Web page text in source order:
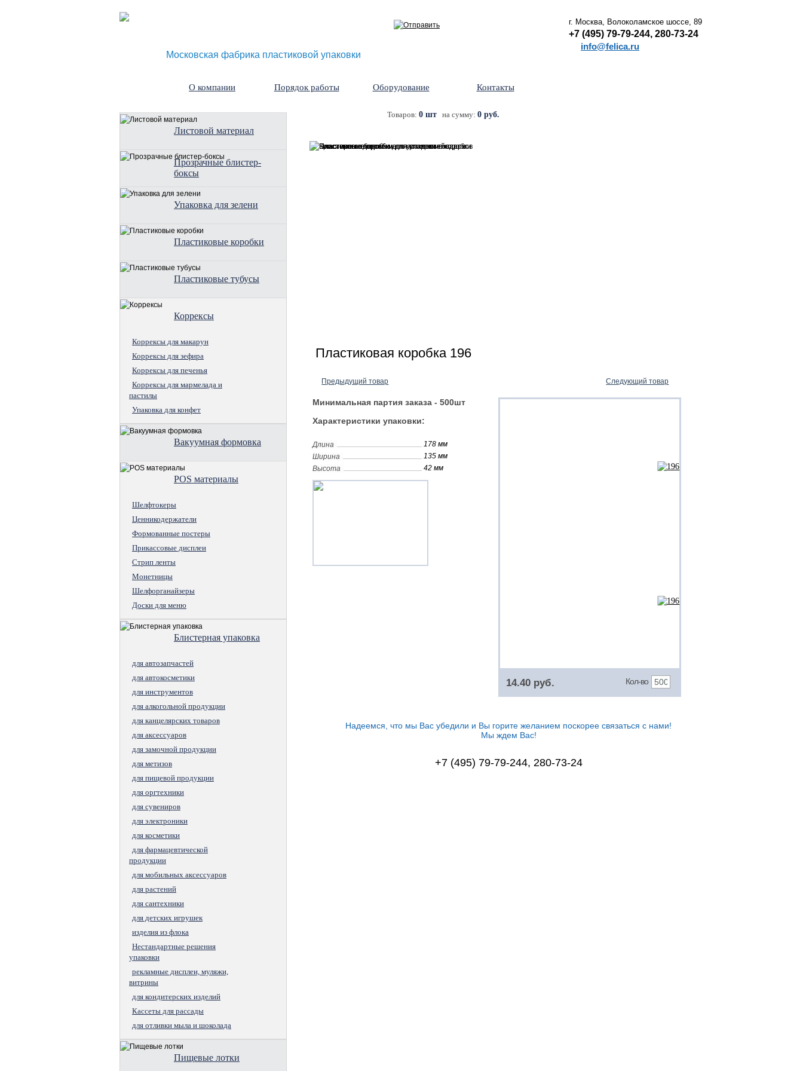
Московская фабрика пластиковой упаковки
г. Москва, Волоколамское шоссе, 89
+7 (495) 79-79-244, 280-73-24
info@felica.ru
О компании Порядок работы Оборудование Контакты
Листовой материал
Прозрачные блистер-
боксы
Упаковка для зелени
Пластиковые коробки
Пластиковые тубусы
Коррексы
Коррексы для макарун
Коррексы для зефира
Коррексы для печенья
Коррексы для мармелада и
пастилы
Упаковка для конфет
Вакуумная формовка
POS материалы
Шелфтокеры
Ценникодержатели
Формованные постеры
Прикассовые дисплеи
Стрип ленты
Монетницы
Шелфорганайзеры
Доски для меню
Блистерная упаковка
для автозапчастей
для автокосметики
для инструментов
для алкогольной продукции
для канцелярских товаров
для аксессуаров
для замочной продукции
для метизов
для пищевой продукции
для оргтехники
для сувениров
для электроники
для косметики
для фармацевтической
продукции
для мобильных аксессуаров
для растений
для сантехники
для детских игрушек
изделия из флока
Нестандартные решения
упаковки
рекламные дисплеи, муляжи,
витрины
для кондитерских изделий
Кассеты для рассады
для отливки мыла и шоколада
Пищевые лотки
Товаров:0 шт на сумму:0 руб.
Пластиковая коробка 196
Предыдущий товар Следующий товар
14.40 руб. Кол-во
Минимальная партия заказа - 500шт
Характеристики упаковки:
Длина
178 мм
Ширина
135 мм
Высота
42 мм
Надеемся, что мы Вас убедили и Вы горите желанием поскорее связаться с нами!
Мы ждем Вас!
+7 (495) 79-79-244, 280-73-24